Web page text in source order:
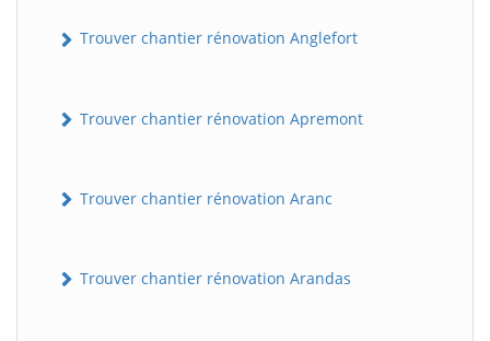
Trouver chantier rénovation Anglefort
Trouver chantier rénovation Apremont
Trouver chantier rénovation Aranc
Trouver chantier rénovation Arandas